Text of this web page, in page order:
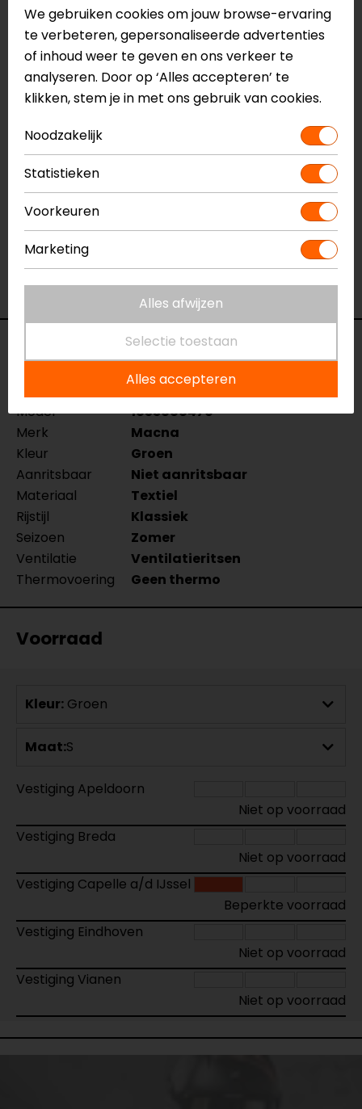
Voorbereid op rugprotector
Ventilatieritsen
Belt Loop
Meerdere zakken
Reflectiedetails
Meer informatie nodig?
Heb je meer informatie nodig over dit product?
Neem dancontact
met ons op of kom langs in één
vanonze winkelsin Breda, Capelle aan den IJssel,
Eindhoven, Vianen of Apeldoorn. In de winkels kun je
het product bekijken & passen en staan onze
verkoopmedewerkers voor je klaar met advies.
Bekijk onze anderemotorshirts.
Specificaties
Inland Quilted Motorshirt
Model
1653666470
Merk
Macna
Kleur
Groen
Aanritsbaar
Niet aanritsbaar
Materiaal
Textiel
Rijstijl
Klassiek
Seizoen
Zomer
Ventilatie
Ventilatieritsen
Thermovoering
Geen thermo
Voorraad
Kleur: Groen
Maat:S
Vestiging Apeldoorn
Niet op voorraad
Vestiging Breda
Niet op voorraad
Vestiging Capelle a/d IJssel
Beperkte voorraad
Vestiging Eindhoven
Niet op voorraad
Vestiging Vianen
Niet op voorraad
We gebruiken cookies om jouw browse-ervaring
te verbeteren, gepersonaliseerde advertenties
of inhoud weer te geven en ons verkeer te
analyseren. Door op ‘Alles accepteren’ te
klikken, stem je in met ons gebruik van cookies.
Noodzakelijk
Statistieken
Voorkeuren
Marketing
Alles afwijzen
Selectie toestaan
Alles accepteren